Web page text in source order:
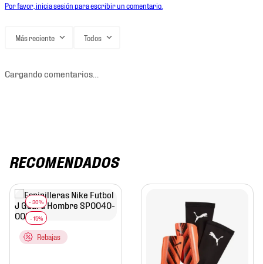
Por favor, inicia sesión para escribir un comentario.
Más reciente Todos
Cargando comentarios…
RECOMENDADOS
Rebajas